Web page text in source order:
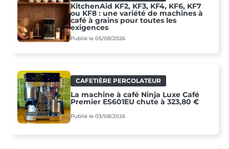
KitchenAid KF2, KF3, KF4, KF6, KF7
ou KF8 : une variété de machines à
café à grains pour toutes les
exigences
Publié le 05/08/2026
CAFETIÈRE PERCOLATEUR
La machine à café Ninja Luxe Café
Premier ES601EU chute à 323,80 €
Publié le 03/08/2026